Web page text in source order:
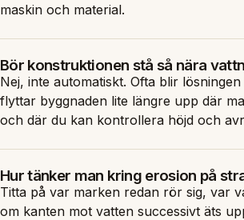
maskin och material.
Bör konstruktionen stå så nära
Nej, inte automatiskt. Ofta blir
flyttar byggnaden lite längre upp där
och där du kan kontrollera höjd och
Hur tänker man kring erosion på
Titta på var marken redan rör sig, var
om kanten mot vatten successivt äts